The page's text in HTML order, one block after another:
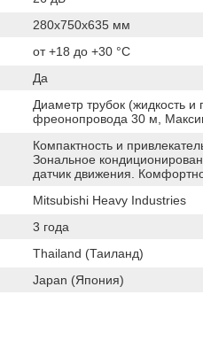
280x750x635 мм
от +18 до +30 °C
Да
Диаметр трубок (жидкость
фреонопровода 30 м,
Компактность и
Зональное
датчик движения.
Mitsubishi Heavy Industries
3 года
Thailand (Таиланд)
Japan (Япония)